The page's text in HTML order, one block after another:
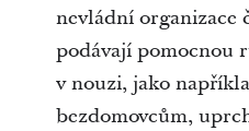
nevládní organizace
podávají pomocnou
v nouzi, jako
bezdomovcům,